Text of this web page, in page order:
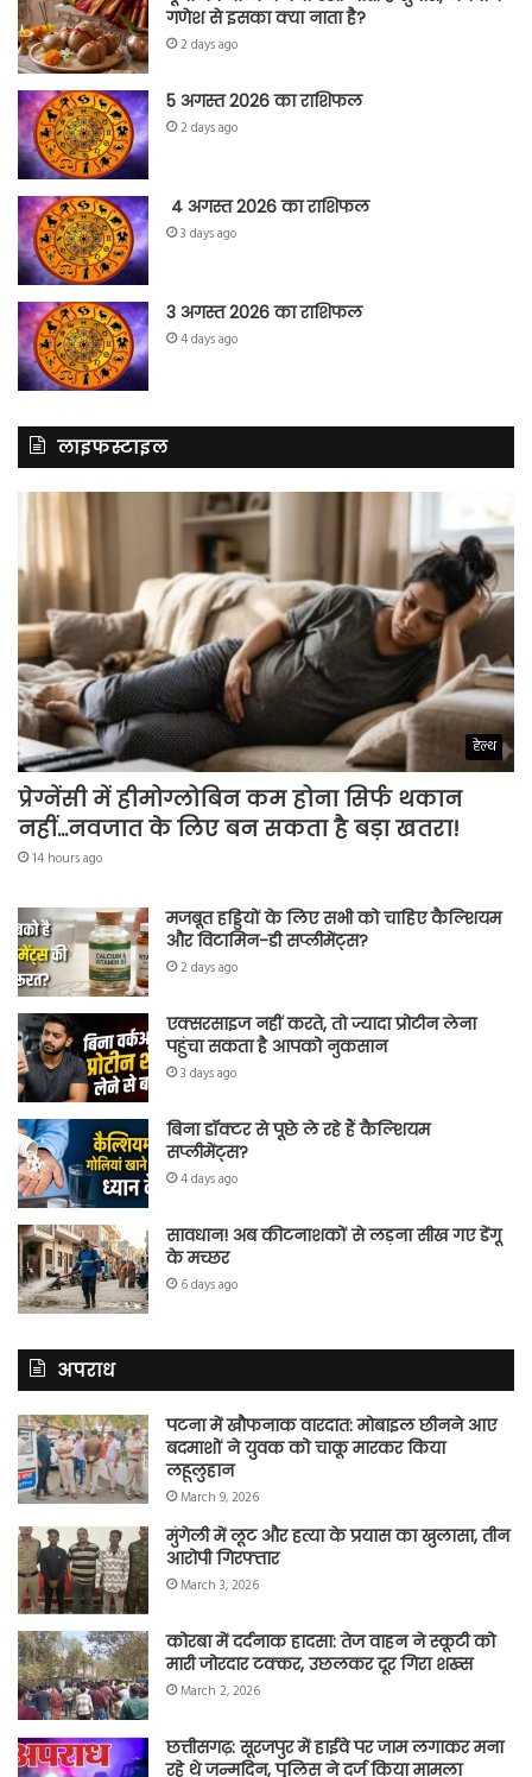
गणेश से इसका क्या नाता है?
2 days ago
5 अगस्त 2026 का राशिफल
2 days ago
4 अगस्त 2026 का राशिफल
3 days ago
3 अगस्त 2026 का राशिफल
4 days ago
लाइफस्टाइल
हेल्थ
प्रेग्नेंसी में हीमोग्लोबिन कम होना सिर्फ थकान
नहीं…नवजात के लिए बन सकता है बड़ा खतरा!
14 hours ago
मजबूत हड्डियों के लिए सभी को चाहिए कैल्शियम
और विटामिन-डी सप्लीमेंट्स?
2 days ago
एक्सरसाइज नहीं करते, तो ज्यादा प्रोटीन लेना
पहुंचा सकता है आपको नुकसान
3 days ago
बिना डॉक्टर से पूछे ले रहे हैं कैल्शियम
सप्लीमेंट्स?
4 days ago
सावधान! अब कीटनाशकों से लड़ना सीख गए डेंगू
के मच्छर
6 days ago
अपराध
पटना में खौफनाक वारदात: मोबाइल छीनने आए
बदमाशों ने युवक को चाकू मारकर किया
लहूलुहान
March 9, 2026
मुंगेली में लूट और हत्या के प्रयास का खुलासा, तीन
आरोपी गिरफ्तार
March 3, 2026
कोरबा में दर्दनाक हादसा: तेज वाहन ने स्कूटी को
मारी जोरदार टक्कर, उछलकर दूर गिरा शख्स
March 2, 2026
छत्तीसगढ़: सूरजपुर में हाईवे पर जाम लगाकर मना
रहे थे जन्मदिन, पुलिस ने दर्ज किया मामला